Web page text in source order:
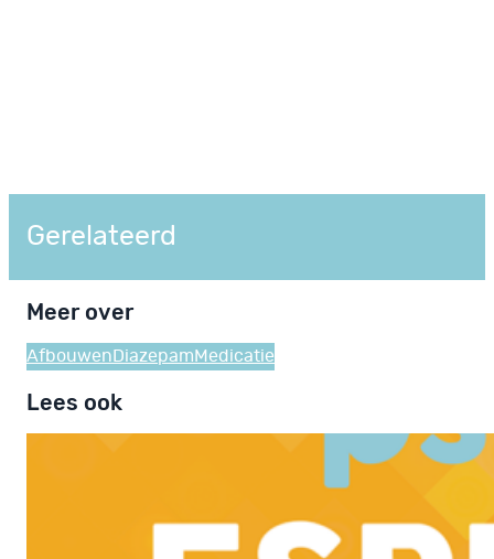
Gerelateerd
Meer over
Afbouwen Diazepam Medicatie
Lees ook